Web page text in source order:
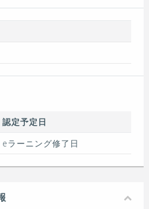
認定予定日
eラーニング修了日